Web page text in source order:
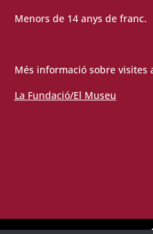
Menors de 14 anys de franc.
Més informació sobre visites
La Fundació/El Museu